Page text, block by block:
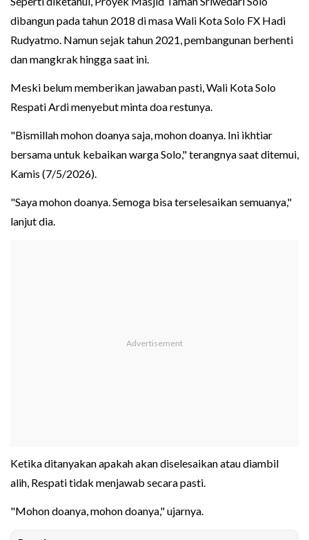
dibangun pada tahun 2018 di masa Wali Kota Solo FX Hadi
Rudyatmo. Namun sejak tahun 2021, pembangunan berhenti
dan mangkrak hingga saat ini.
Meski belum memberikan jawaban pasti, Wali Kota Solo
Respati Ardi menyebut minta doa restunya.
"Bismillah mohon doanya saja, mohon doanya. Ini ikhtiar
bersama untuk kebaikan warga Solo," terangnya saat ditemui,
Kamis (7/5/2026).
"Saya mohon doanya. Semoga bisa terselesaikan semuanya,"
lanjut dia.
Ketika ditanyakan apakah akan diselesaikan atau diambil
alih, Respati tidak menjawab secara pasti.
"Mohon doanya, mohon doanya," ujarnya.